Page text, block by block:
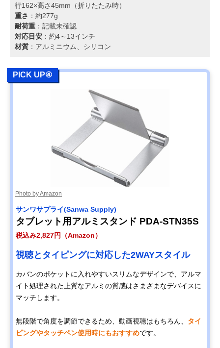
行162×高さ45mm（折りたたみ時）
重さ ：約277g
耐荷重 ：記載未確認
対応目安 ：約4～13インチ
材質 ：アルミニウム、シリコン
PICK UP④
Photo by Amazon
サンワサプライ(Sanwa Supply)
タブレット用アルミスタンド PDA-STN35S
税込み2,827円（Amazon）
視聴とタイピングに対応した2WAYスタイル
カバンのポケットに入れやすいスリムなデザインで、アルマ
イト処理された上質なアルミの質感はさまざまなデバイスに
マッチします。
無段階で角度を調節できるため、動画視聴はもちろん、 タイ
ピングやタッチペン使用時にもおすすめです。